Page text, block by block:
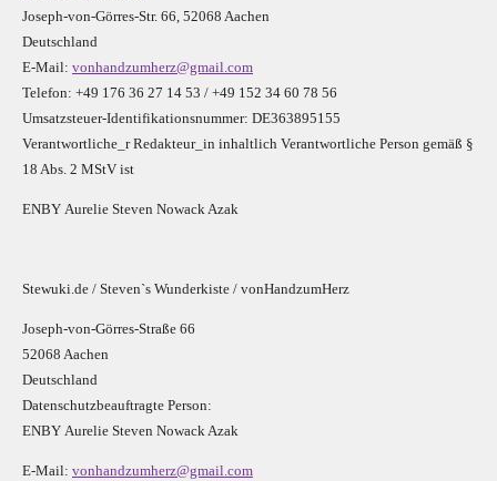
Joseph-von-Görres-Str. 66, 52068 Aachen
Deutschland
E-Mail: vonhandzumherz@gmail.com
Telefon: +49 176 36 27 14 53 / +49 152 34 60 78 56
Umsatzsteuer-Identifikationsnummer: DE363895155
Verantwortliche_r Redakteur_in inhaltlich Verantwortliche Person gemäß §
18 Abs. 2 MStV ist
ENBY Aurelie Steven Nowack Azak
Stewuki.de / Steven`s Wunderkiste / vonHandzumHerz
Joseph-von-Görres-Straße 66
52068 Aachen
Deutschland
Datenschutzbeauftragte Person:
ENBY Aurelie Steven Nowack Azak
E-Mail: vonhandzumherz@gmail.com